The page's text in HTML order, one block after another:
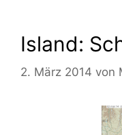
Island:
2. März 2014 von